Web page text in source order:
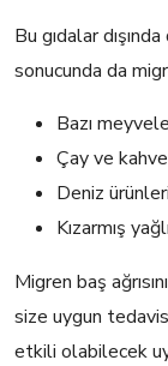
Bu gıdalar
sonucunda da
Bazı
Çay ve
Deniz ürünleri
Kızarmış
Migren baş
size uygun
etkili olabilecek